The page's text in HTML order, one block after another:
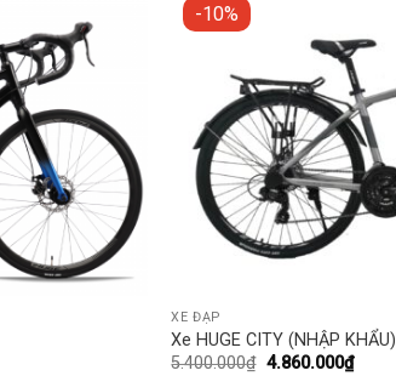
Add to
wishlist
-10%
XE ĐẠP
Xe HUGE CITY (NHẬP KHẨU)
5.400.000₫ 4.860.000₫